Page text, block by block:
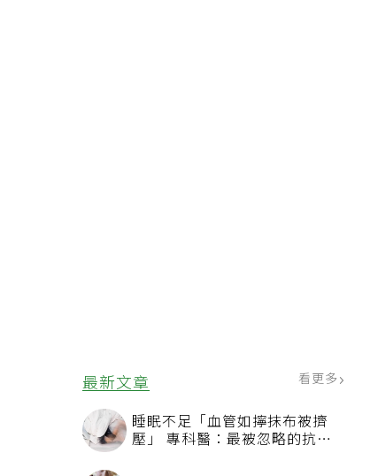
最新文章 看更多
睡眠不足「血管如擰抹布被擠
壓」 專科醫：最被忽略的抗老